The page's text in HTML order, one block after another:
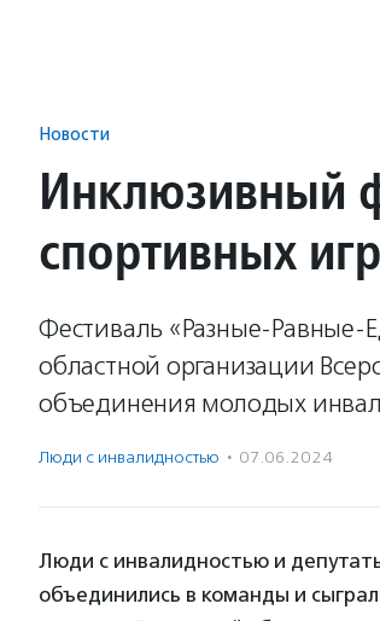
Новости
Инклюзивный
спортивных
Фестиваль «Разные-Равные-
областной организации
объединения молодых
Люди с инвалидностью · 07.06.2024
Люди с инвалидностью и
объединились в команды и